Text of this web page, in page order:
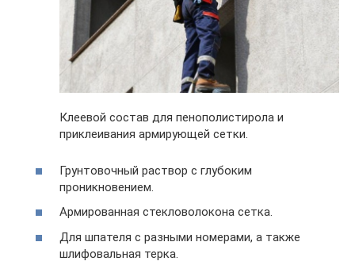
Клеевой состав для пенополистирола и
приклеивания армирующей сетки.
Грунтовочный раствор с глубоким
проникновением.
Армированная стекловолокона сетка.
Для шпателя с разными номерами, а также
шлифовальная терка.